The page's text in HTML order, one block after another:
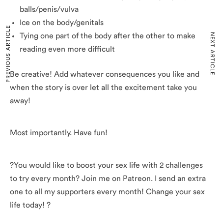
balls/penis/vulva
Ice on the body/genitals
Tying one part of the body after the other to make
reading even more difficult
Be creative! Add whatever consequences you like and
when the story is over let all the excitement take you
away!
Most importantly. Have fun!
?You would like to boost your sex life with 2 challenges
to try every month? Join me on Patreon. I send an extra
one to all my supporters every month! Change your sex
life today! ?
PREVIOUS ARTICLE NEXT ARTICLE